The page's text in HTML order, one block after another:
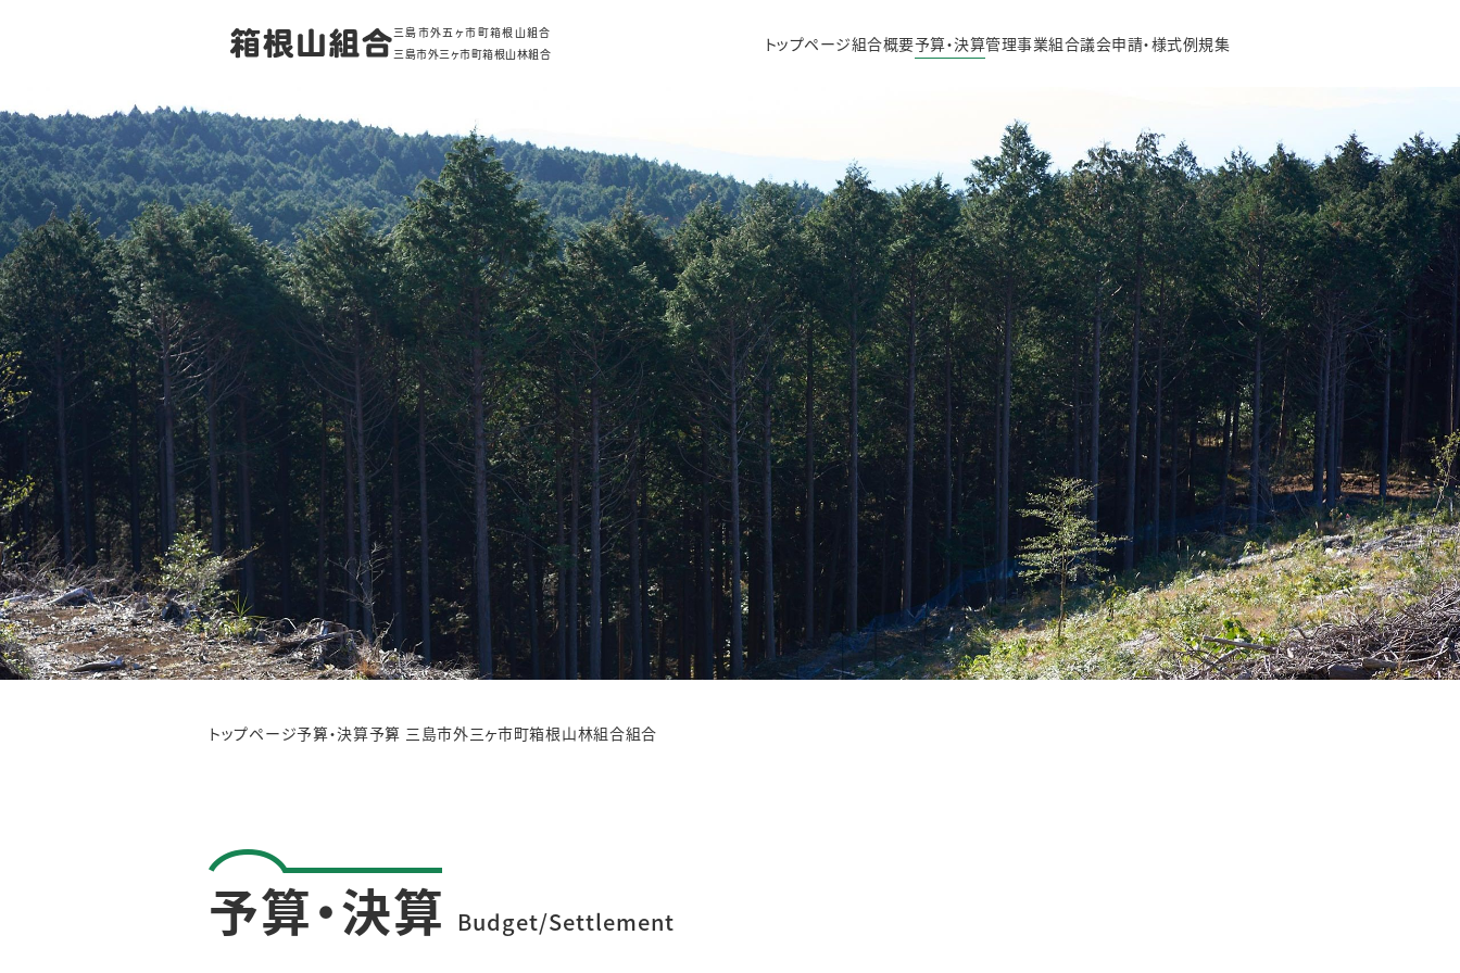
三島市外五ヶ市町箱根山組合
三島市外三ヶ市町箱根山林組合
トップページ組合概要予算・決算管理事業組合議会申請・様式例規集
トップページ予算・決算予算 三島市外三ヶ市町箱根山林組合組合
予算・決算 Budget/Settlement